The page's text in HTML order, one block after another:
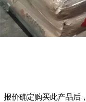
报价确定购买此产品后